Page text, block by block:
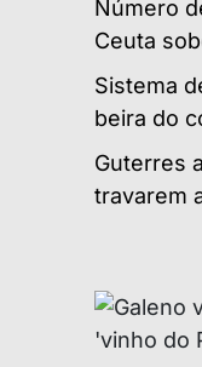
Número
Ceuta
Sistema
beira do
Guterres
travarem